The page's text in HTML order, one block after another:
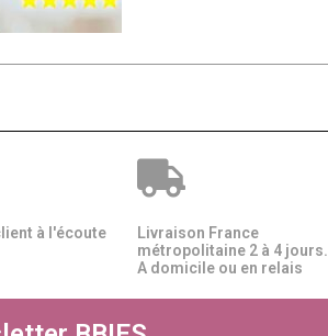
à l'écoute
Livraison France
métropolitaine 2 à 4 jours.
A domicile ou en relais​​